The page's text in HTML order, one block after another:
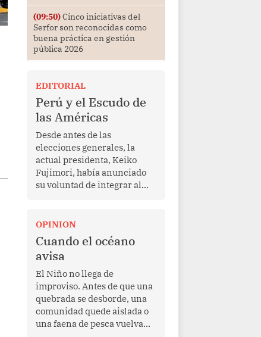
(09:50)Cinco iniciativas del
Serfor son reconocidas como
buena práctica en gestión
pública 2026
EDITORIAL
Perú y el Escudo de
las Américas
Desde antes de las
elecciones generales, la
actual presidenta, Keiko
Fujimori, había anunciado
su voluntad de integrar al
en marzo de este año por el
mandatario estadounidense
Donald Trump, con el fin de
enfrentar al crimen
transnacional organizado y
al tráfico de drogas.
OPINION
Cuando el océano
avisa
El Niño no llega de
improviso. Antes de que una
quebrada se desborde, una
comunidad quede aislada o
una faena de pesca vuelva